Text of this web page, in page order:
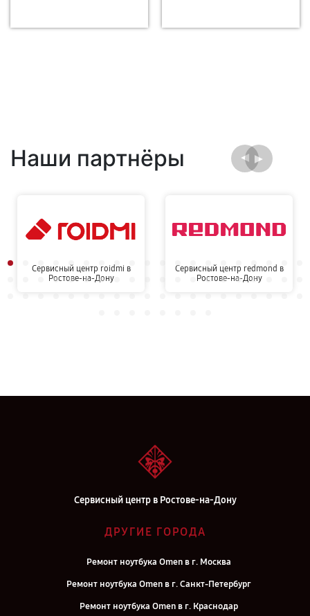
Наши партнёры
Сервисный центр roidmi в
Ростове-на-Дону
Сервисный центр redmond в
Ростове-на-Дону
Сервисный центр в Ростове-на-Дону
ДРУГИЕ ГОРОДА
Ремонт ноутбука Omen в г. Москва
Ремонт ноутбука Omen в г. Санкт-Петербург
Ремонт ноутбука Omen в г. Краснодар